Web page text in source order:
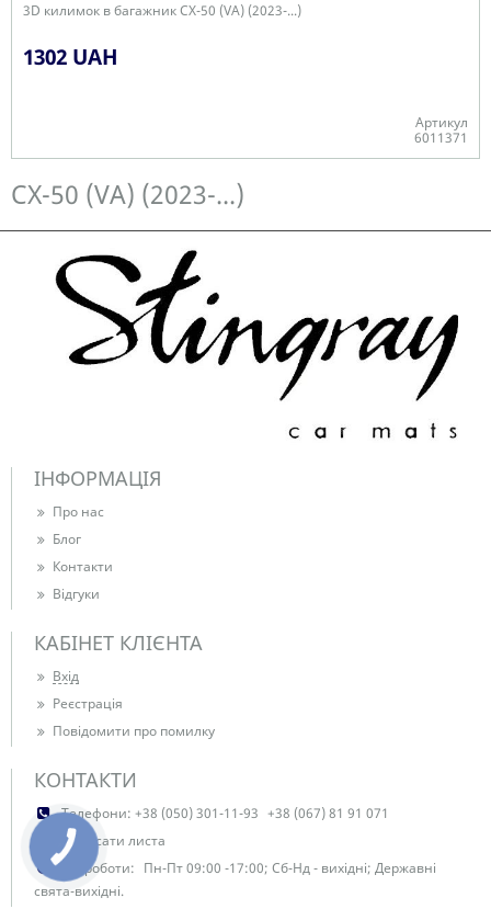
3D килимок в багажник CX-50 (VA) (2023-...)
1302 UAH
Артикул
6011371
CX-50 (VA) (2023-...)
ІНФОРМАЦІЯ
Про нас
Блог
Контакти
Відгуки
КАБІНЕТ КЛІЄНТА
Вхід
Реєстрація
Повідомити про помилку
КОНТАКТИ
Телефони: +38 (050) 301-11-93 +38 (067) 81 91 071
Написати листа
Час роботи: Пн-Пт 09:00 -17:00; Сб-Нд - вихідні; Державні
свята-вихідні.
КНОПКА
ЗВ'ЯЗКУ